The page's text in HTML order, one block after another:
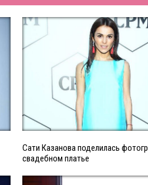
Сати Казанова поделилась
свадебном платье